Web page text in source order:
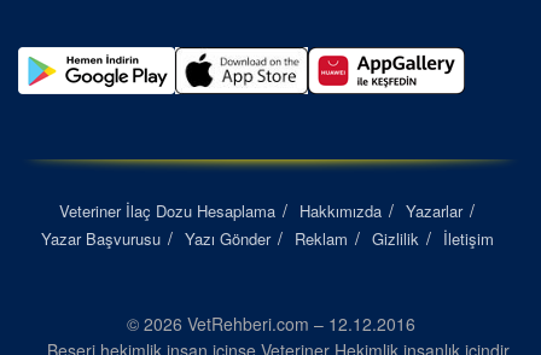
Veteriner İlaç Dozu Hesaplama Hakkımızda
Yazarlar
Yazar Başvurusu
Yazı Gönder Reklam Gizlilik İletişim
© 2026 VetRehberi.com – 12.12.2016